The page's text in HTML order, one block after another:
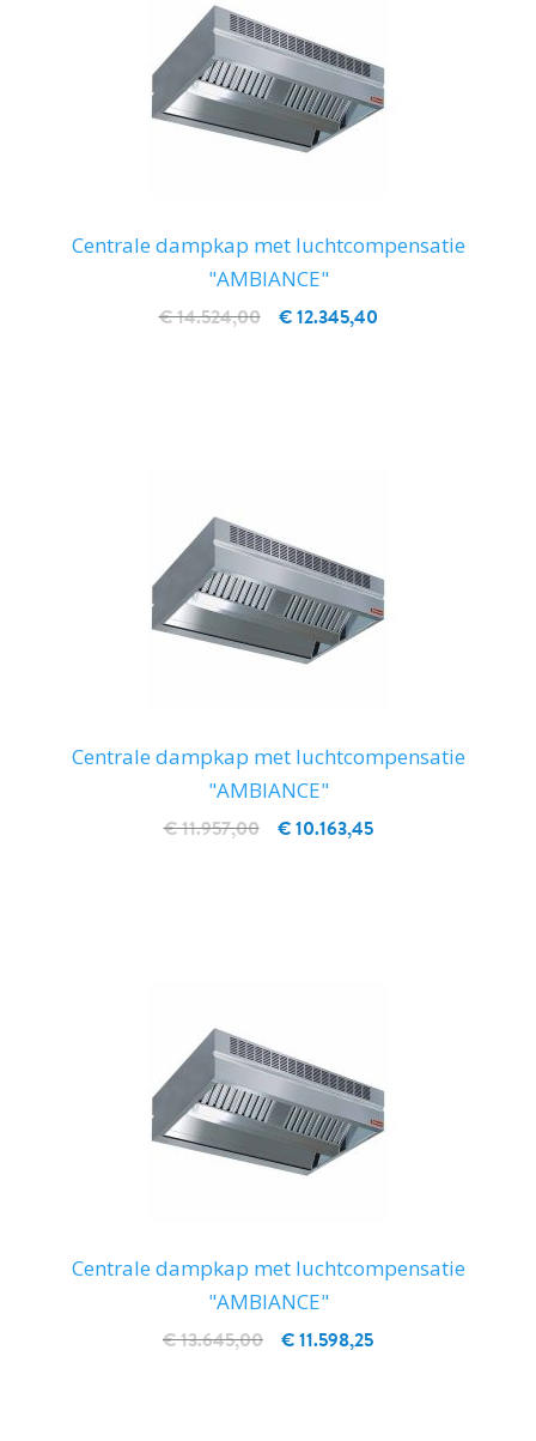
Centrale dampkap met luchtcompensatie
"AMBIANCE"
€ 12.345,40
€ 14.524,00
Centrale dampkap met luchtcompensatie
"AMBIANCE"
€ 10.163,45
€ 11.957,00
Centrale dampkap met luchtcompensatie
"AMBIANCE"
€ 11.598,25
€ 13.645,00